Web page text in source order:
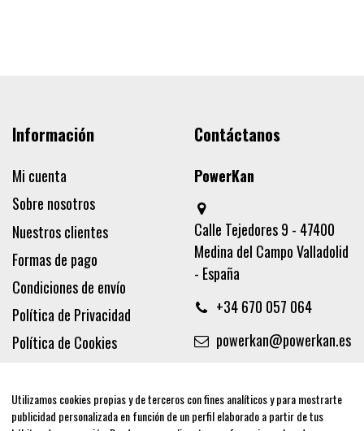
Información
Mi cuenta
Sobre nosotros
Nuestros clientes
Formas de pago
Condiciones de envío
Política de Privacidad
Política de Cookies
Aviso legal
Contáctanos
PowerKan
Calle Tejedores 9 - 47400
Medina del Campo Valladolid
- España
+34 670 057 064
powerkan@powerkan.es
Utilizamos cookies propias y de terceros con fines analíticos y para mostrarte
publicidad personalizada en función de un perfil elaborado a partir de tus